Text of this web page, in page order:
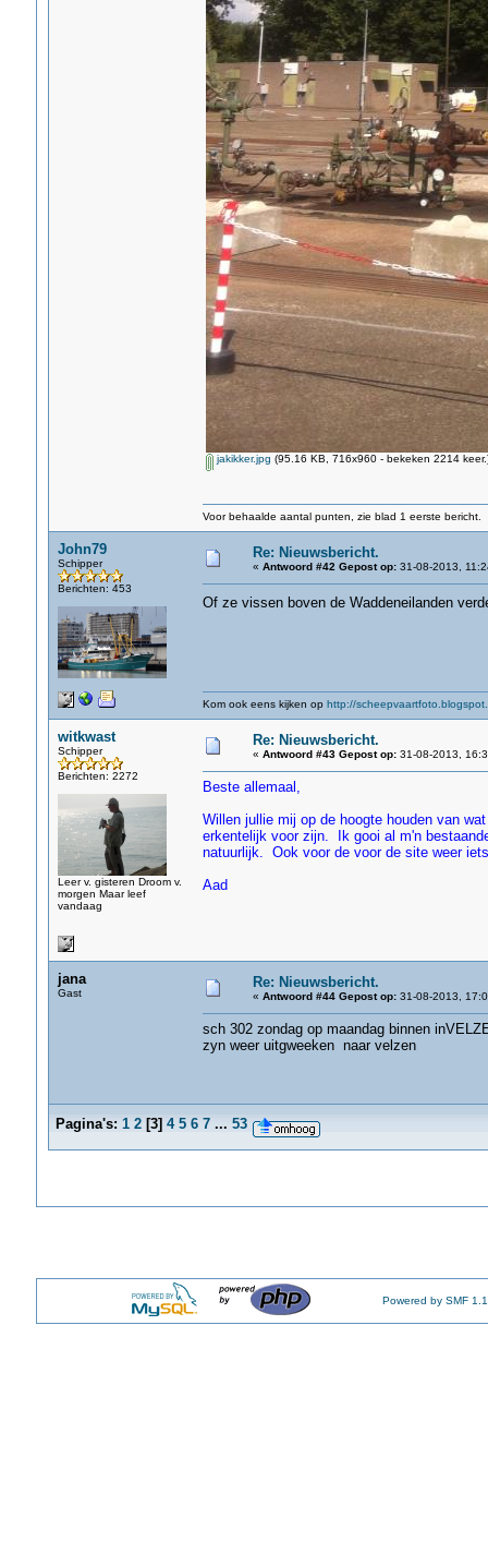
jakikker.jpg (95.16 KB, 716x960 - bekeken 2214
Voor behaalde aantal punten, zie blad 1 eerste bericht.
John79
Schipper
Berichten: 453
Re: Nieuwsbericht.
« Antwoord #42 Gepost op:31-08-2013,
Of ze vissen boven de Waddeneilanden
Kom ook eens kijken op http://
witkwast
Schipper
Berichten: 2272
Leer v. gisteren Droom v.
morgen Maar leef
vandaag
Re: Nieuwsbericht.
« Antwoord #43 Gepost op:31-08-2013,
Beste allemaal,
Willen jullie mij op de hoogte houden van
erkentelijk voor zijn. Ik gooi al m'n
natuurlijk. Ook voor de voor de site weer
Aad
jana
Gast
Re: Nieuwsbericht.
« Antwoord #44 Gepost op:31-08-2013,
sch 302 zondag op maandag binnen
zyn weer uitgweeken naar velzen
Pagina's: 1 2[3] 4 5 6 7 ... 53
Powered by SMF